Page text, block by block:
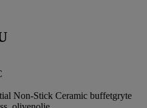
Non-Stick Ceramic buffetgryte